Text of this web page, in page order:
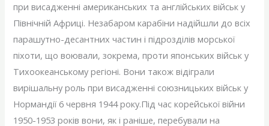
при висадженні американських та англійських військ у
Північній Африці. Незабаром карабіни надійшли до всіх
парашутно-десантних частин і підрозділів морської
піхоти, що воювали, зокрема, проти японських військ у
Тихоокеанському регіоні. Вони також відіграли
вирішальну роль при висадженні союзницьких військ у
Нормандії 6 червня 1944 року.Під час корейської війни
1950-1953 років вони, як і раніше, перебували на